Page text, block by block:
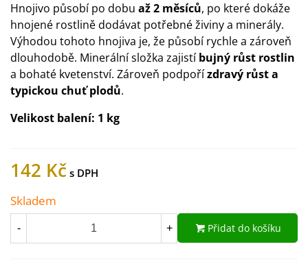
Hnojivo působí po dobu až 2 měsíců, po které dokáže
hnojené rostlině dodávat potřebné živiny a minerály.
Výhodou tohoto hnojiva je, že působí rychle a zároveň
dlouhodobě. Minerální složka zajistíbujný růst rostlin
a bohaté kvetenství. Zároveň podpořízdravý růst a
typickou chuť plodů.
Velikost balení: 1 kg
142 Kč
Skladem
- + Přidat do košíku